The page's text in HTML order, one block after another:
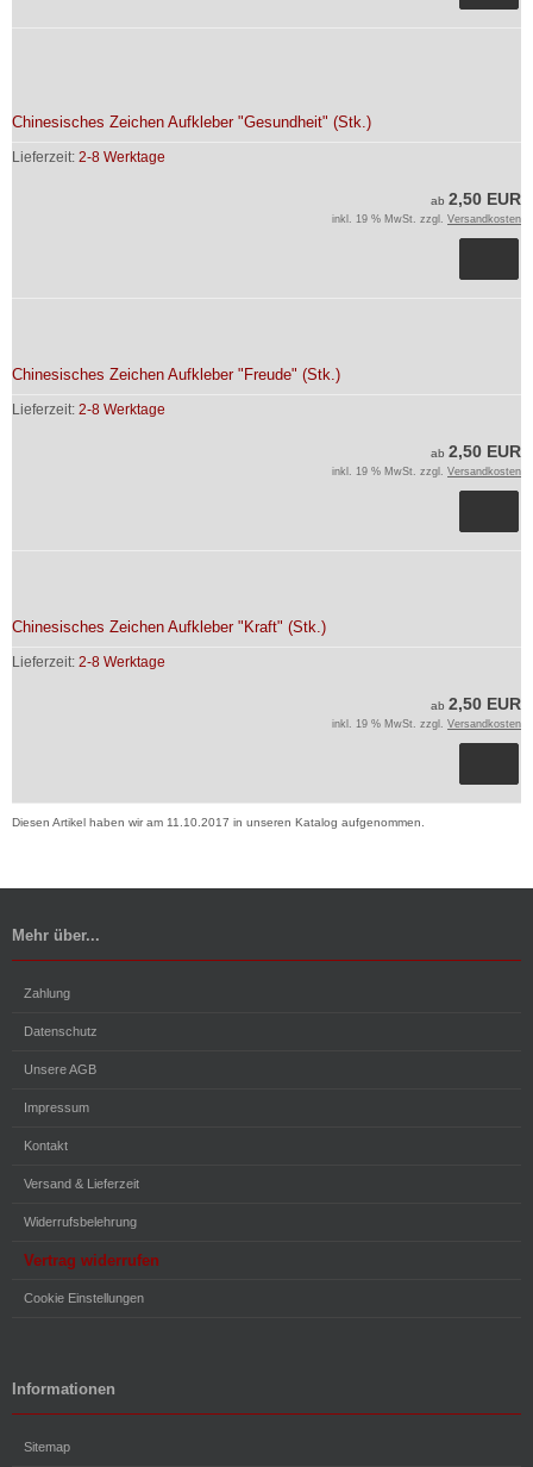
Chinesisches Zeichen Aufkleber "Gesundheit" (Stk.)
Lieferzeit: 2-8 Werktage
ab 2,50 EUR
inkl. 19 % MwSt. zzgl. Versandkosten
Chinesisches Zeichen Aufkleber "Freude" (Stk.)
Lieferzeit: 2-8 Werktage
ab 2,50 EUR
inkl. 19 % MwSt. zzgl. Versandkosten
Chinesisches Zeichen Aufkleber "Kraft" (Stk.)
Lieferzeit: 2-8 Werktage
ab 2,50 EUR
inkl. 19 % MwSt. zzgl. Versandkosten
Diesen Artikel haben wir am 11.10.2017 in unseren Katalog aufgenommen.
Mehr über...
Zahlung
Datenschutz
Unsere AGB
Impressum
Kontakt
Versand & Lieferzeit
Widerrufsbelehrung
Vertrag widerrufen
Cookie Einstellungen
Informationen
Sitemap